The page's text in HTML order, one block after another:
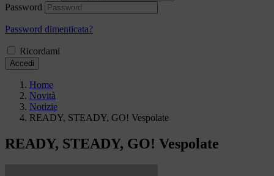
Password
Password dimenticata?
Ricordami
Accedi
Home
Novità
Notizie
READY, STEADY, GO! Vespolate
READY, STEADY, GO! Vespolate